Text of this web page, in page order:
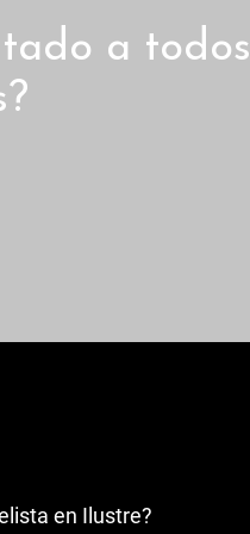
a todos
en Ilustre?